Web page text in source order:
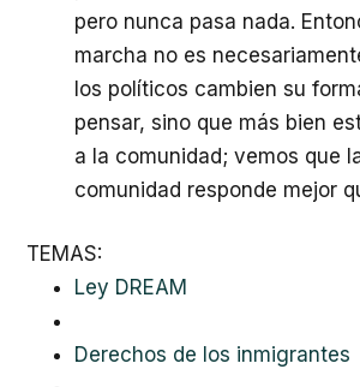
pero nunca pasa nada.
marcha no es
los políticos cambien su
pensar, sino que más bien
a la comunidad; vemos que
comunidad responde mejor
TEMAS:
Ley DREAM
Derechos de los inmigrantes